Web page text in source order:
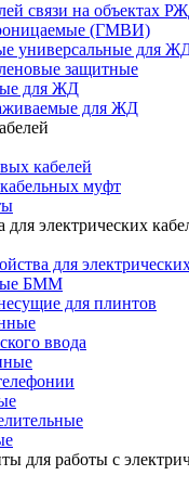
связи на объектах
(ГМВИ)
универсальные для
защитные
для ЖД
для ЖД
кабелей
муфт
электрических
для
БММ
для плинтов
ввода
для работы с